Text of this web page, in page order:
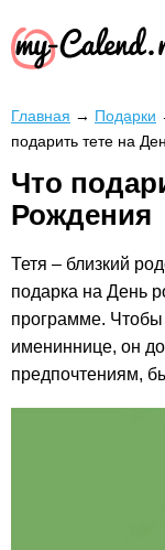
Главная → Подарки
подарить тете на
Что
Рождения
Тетя – близкий
подарка на День
программе. Чтобы
имениннице, он
предпочтениям,